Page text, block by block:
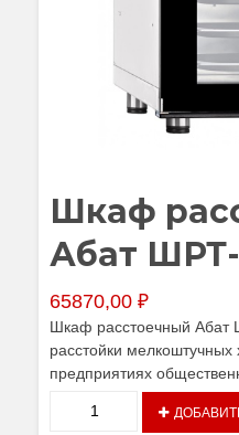
Шкаф
Абат
65870,00 ₽
Шкаф расстоечный Абат
расстойки
предприятиях